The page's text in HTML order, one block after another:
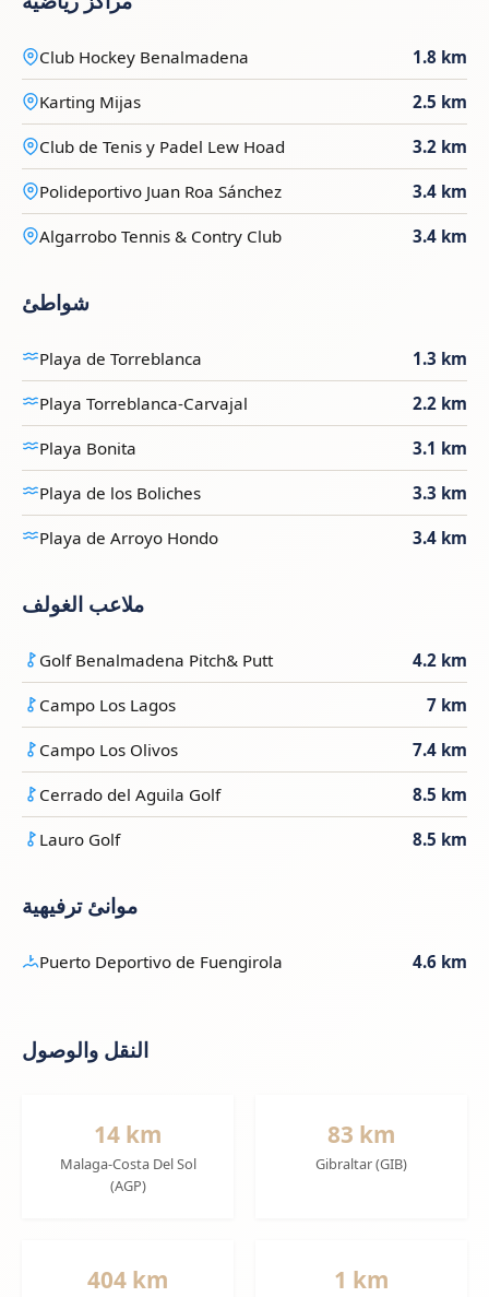
Club Hockey Benalmadena 1.8 km
Karting Mijas 2.5 km
Club de Tenis y Padel Lew Hoad 3.2 km
Polideportivo Juan Roa Sánchez 3.4 km
Algarrobo Tennis & Contry Club 3.4 km
شواطئ
Playa de Torreblanca 1.3 km
Playa Torreblanca-Carvajal 2.2 km
Playa Bonita 3.1 km
Playa de los Boliches 3.3 km
Playa de Arroyo Hondo 3.4 km
ملاعب الغولف
Golf Benalmadena Pitch& Putt 4.2 km
Campo Los Lagos 7 km
Campo Los Olivos 7.4 km
Cerrado del Aguila Golf 8.5 km
Lauro Golf 8.5 km
موانئ ترفيهية
Puerto Deportivo de Fuengirola 4.6 km
النقل والوصول
14 km
Malaga-Costa Del Sol
(AGP)
83 km
Gibraltar (GIB)
404 km 1 km